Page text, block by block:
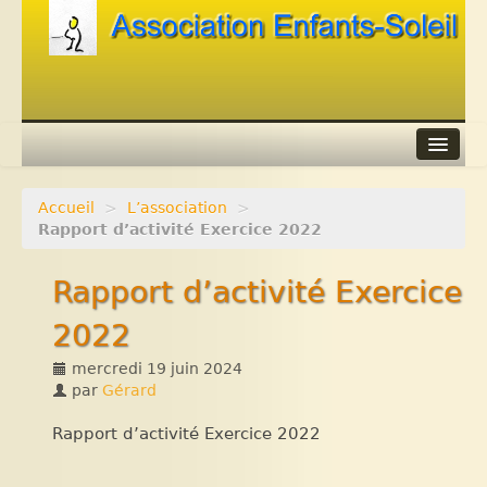
Agenda
Contacts
Accueil > L’association
>
Rapport d’activité Exercice 2022
Rapport d’activité Exercice
2022
mercredi 19 juin 2024
par Gérard
Rapport d’activité Exercice 2022